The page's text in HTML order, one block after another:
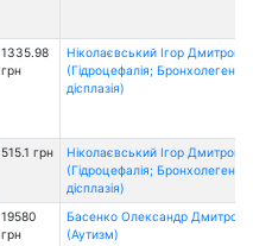
1335.98
грн
Ніколаєвський Ігор
(Гідроцефалія;
дісплазія)
515.1 грн
Ніколаєвський Ігор
(Гідроцефалія;
дісплазія)
19580
грн
Басенко Олександр
(Аутизм)